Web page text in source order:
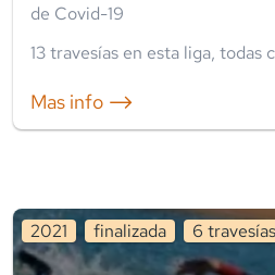
de Covid-19
13travesías en esta liga, todas
Mas info ⟶
2021 finalizada 6 travesías